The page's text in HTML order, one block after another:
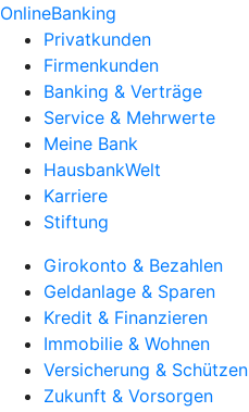
OnlineBanking
Privatkunden
Firmenkunden
Banking & Verträge
Service & Mehrwerte
Meine Bank
HausbankWelt
Karriere
Stiftung
Girokonto & Bezahlen
Geldanlage & Sparen
Kredit & Finanzieren
Immobilie & Wohnen
Versicherung & Schützen
Zukunft & Vorsorgen